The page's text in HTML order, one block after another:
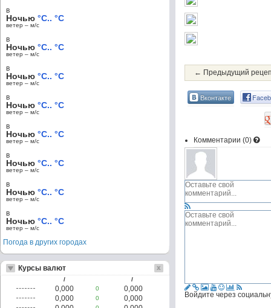
← Предыдущий
Вконтакте
Комментарии (0)
Войдите через
в
Ночью °C.. °C
ветер – м/c
в
Ночью °C.. °C
ветер – м/c
в
Ночью °C.. °C
ветер – м/c
в
Ночью °C.. °C
ветер – м/c
в
Ночью °C.. °C
ветер – м/c
в
Ночью °C.. °C
ветер – м/c
в
Ночью °C.. °C
ветер – м/c
в
Ночью °C.. °C
ветер – м/c
Погода в других городах
Курсы валют
/ /
0,000 0
0,000
0,000
0
0,000